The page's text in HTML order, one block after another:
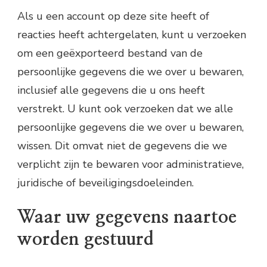
Als u een account op deze site heeft of
reacties heeft achtergelaten, kunt u verzoeken
om een geëxporteerd bestand van de
persoonlijke gegevens die we over u bewaren,
inclusief alle gegevens die u ons heeft
verstrekt. U kunt ook verzoeken dat we alle
persoonlijke gegevens die we over u bewaren,
wissen. Dit omvat niet de gegevens die we
verplicht zijn te bewaren voor administratieve,
juridische of beveiligingsdoeleinden.
Waar uw gegevens naartoe
worden gestuurd